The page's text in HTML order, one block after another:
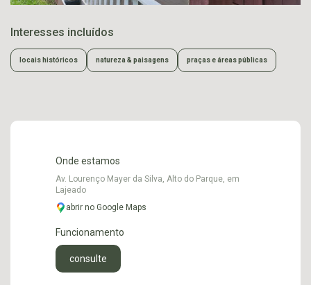
Interesses incluídos
locais históricos natureza & paisagens praças e áreas públicas
Onde estamos
Av. Lourenço Mayer da Silva, Alto do Parque, em
Lajeado
abrir no Google Maps
Funcionamento
consulte